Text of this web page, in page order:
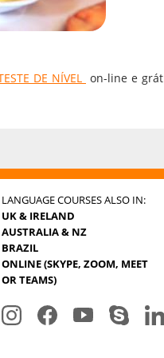
DE NÍVEL
on-line e
LANGUAGE COURSES ALSO IN:
UK & IRELAND
AUSTRALIA & NZ
BRAZIL
ONLINE (SKYPE, ZOOM, MEET
OR TEAMS)